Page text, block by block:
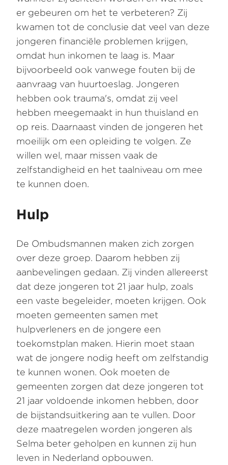
er gebeuren om het te verbeteren? Zij
kwamen tot de conclusie dat veel van deze
jongeren financiële problemen krijgen,
omdat hun inkomen te laag is. Maar
bijvoorbeeld ook vanwege fouten bij de
aanvraag van huurtoeslag. Jongeren
hebben ook trauma's, omdat zij veel
hebben meegemaakt in hun thuisland en
op reis. Daarnaast vinden de jongeren het
moeilijk om een opleiding te volgen. Ze
willen wel, maar missen vaak de
zelfstandigheid en het taalniveau om mee
te kunnen doen.
Hulp
De Ombudsmannen maken zich zorgen
over deze groep. Daarom hebben zij
aanbevelingen gedaan. Zij vinden allereerst
dat deze jongeren tot 21 jaar hulp, zoals
een vaste begeleider, moeten krijgen. Ook
moeten gemeenten samen met
hulpverleners en de jongere een
toekomstplan maken. Hierin moet staan
wat de jongere nodig heeft om zelfstandig
te kunnen wonen. Ook moeten de
gemeenten zorgen dat deze jongeren tot
21 jaar voldoende inkomen hebben, door
de bijstandsuitkering aan te vullen. Door
deze maatregelen worden jongeren als
Selma beter geholpen en kunnen zij hun
leven in Nederland opbouwen.